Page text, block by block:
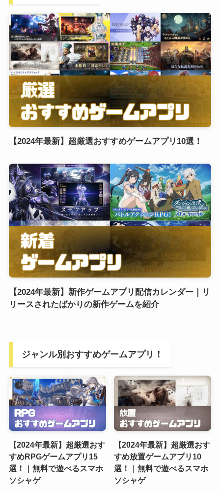
【2024年最新】超厳選おすすめゲームアプリ10選！
【2024年最新】新作ゲームアプリ配信カレンダー｜リ
リースされたばかりの新作ゲームを紹介
ジャンル別おすすめゲームアプリ！
【2024年最新】超厳選おす
すめRPGゲームアプリ15
選！｜無料で遊べるスマホ
ソシャゲ
【2024年最新】超厳選おす
すめ放置ゲームアプリ10
選！｜無料で遊べるスマホ
ソシャゲ